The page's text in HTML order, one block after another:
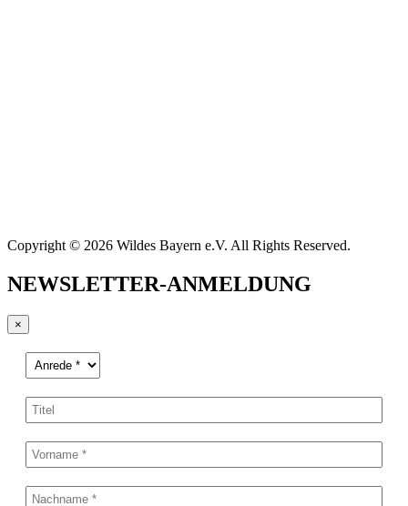
Copyright © 2026 Wildes Bayern e.V. All Rights Reserved.
NEWSLETTER-ANMELDUNG
×